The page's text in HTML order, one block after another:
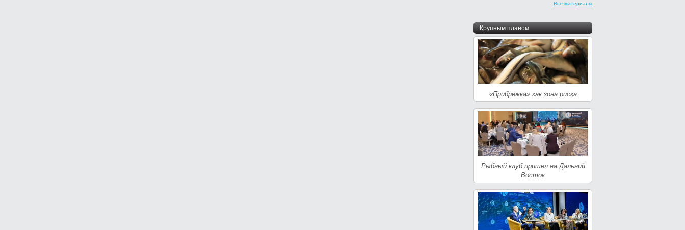
Все материалы
Крупным планом
«Прибрежка» как зона риска
Рыбный клуб пришел на Дальний
Восток